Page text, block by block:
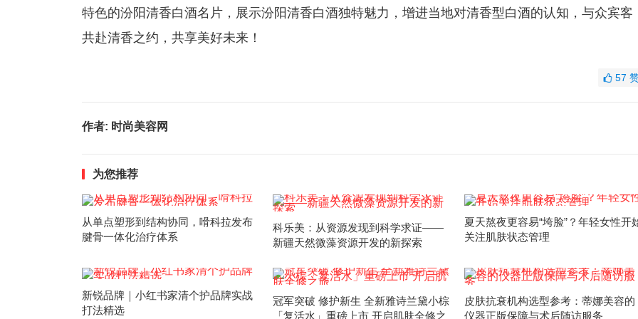
特色的汾阳清香白酒名片，展示汾阳清香白酒独特魅力，增进当地对清香型白酒的认知，与众宾客
共赴清香之约，共享美好未来！
57
作者: 时尚美容网
为您推荐
从单点塑形到结构协同，嗗科拉发布
腱骨一体化治疗体系
科乐美：从资源发现到科学求证——
新疆天然微藻资源开发的新探索
夏天熬夜更容易“垮脸”？年轻女性开
关注肌肤状态管理
新锐品牌｜小红书家清个护品牌实战
打法精选
冠军突破 修护新生 全新雅诗兰黛小棕
「复活水」重磅上市 开启肌肤全修之
皮肤抗衰机构选型参考：蒂娜美容的
仪器正版保障与术后随访服务